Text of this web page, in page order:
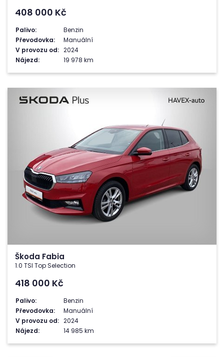
408 000 Kč
Palivo:
Benzin
Převodovka:
Manuální
V provozu od: 2024
Nájezd:
19 978 km
Škoda Fabia
1.0 TSI Top Selection
418 000 Kč
Palivo:
Benzin
Převodovka:
Manuální
V provozu od: 2024
Nájezd:
14 985 km